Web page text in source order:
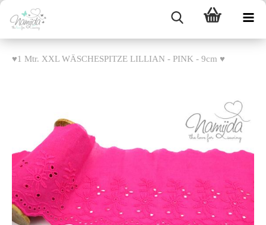
♥1 Mtr. XXL WÄSCHESPITZE LILLIAN - PINK - 9cm ♥